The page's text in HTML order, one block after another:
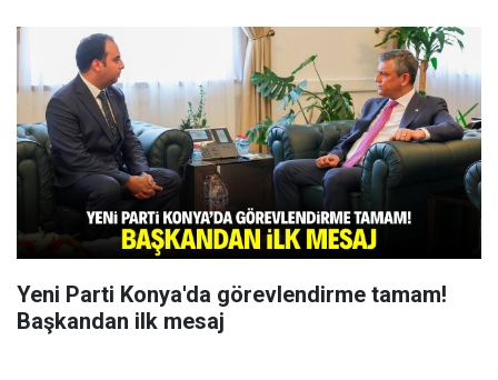
Yeni Parti Konya'da görevlendirme tamam!
Başkandan ilk mesaj